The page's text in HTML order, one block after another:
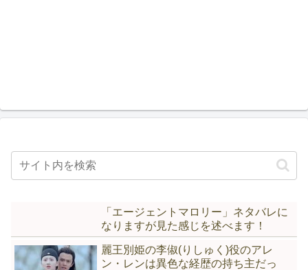
「エージェントマロリー」ネタバレに
なりますが見た感じを述べます！
麗王別姫の李俶(りしゅく)役のアレ
ン・レンは異色な経歴の持ち主だっ